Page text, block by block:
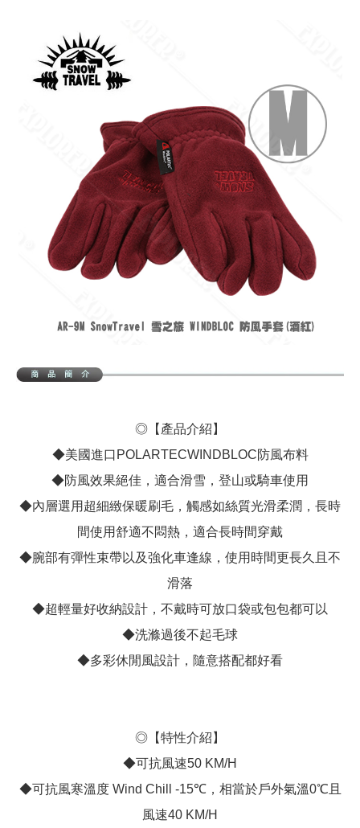
◎【產品介紹】
◆美國進口POLARTECWINDBLOC防風布料
◆防風效果絕佳，適合滑雪，登山或騎車使用
◆內層選用超細緻保暖刷毛，觸感如絲質光滑柔潤，長時
間使用舒適不悶熱，適合長時間穿戴
◆腕部有彈性束帶以及強化車逢線，使用時間更長久且不
滑落
◆超輕量好收納設計，不戴時可放口袋或包包都可以
◆洗滌過後不起毛球
◆多彩休閒風設計，隨意搭配都好看
◎【特性介紹】
◆可抗風速50 KM/H
◆可抗風寒溫度 Wind Chill -15℃，相當於戶外氣溫0℃且
風速40 KM/H